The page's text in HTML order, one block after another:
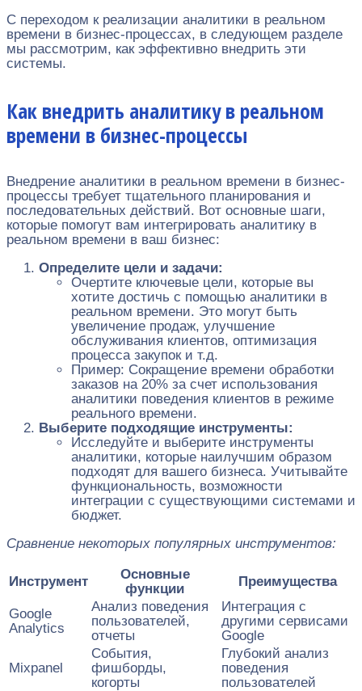
С переходом к реализации аналитики в реальном
времени в бизнес-процессах, в следующем разделе
мы рассмотрим, как эффективно внедрить эти
системы.
Как внедрить аналитику в реальном
времени в бизнес-процессы
Внедрение аналитики в реальном времени в бизнес-
процессы требует тщательного планирования и
последовательных действий. Вот основные шаги,
которые помогут вам интегрировать аналитику в
реальном времени в ваш бизнес:
Определите цели и задачи:
Очертите ключевые цели, которые вы
хотите достичь с помощью аналитики в
реальном времени. Это могут быть
увеличение продаж, улучшение
обслуживания клиентов, оптимизация
процесса закупок и т.д.
Пример: Сокращение времени обработки
заказов на 20% за счет использования
аналитики поведения клиентов в режиме
реального времени.
Выберите подходящие инструменты:
Исследуйте и выберите инструменты
аналитики, которые наилучшим образом
подходят для вашего бизнеса. Учитывайте
функциональность, возможности
интеграции с существующими системами и
бюджет.
Сравнение некоторых популярных инструментов:
Инструмент
Основные
функции
Преимущества
Google
Analytics
Анализ поведения
пользователей,
отчеты
Интеграция с
другими сервисами
Google
Mixpanel
События,
фишборды,
когорты
Глубокий анализ
поведения
пользователей